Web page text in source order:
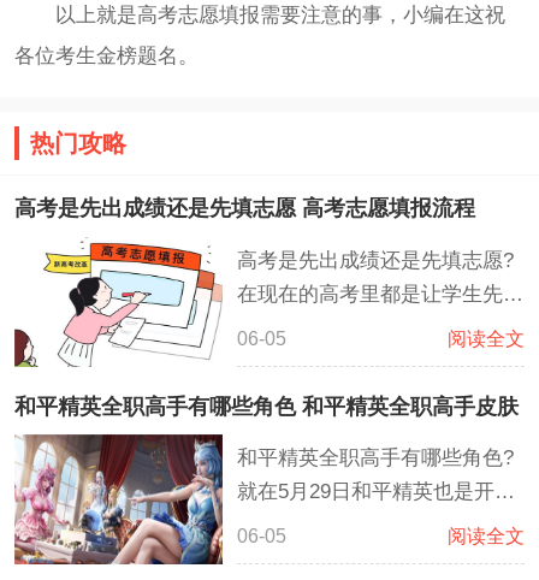
以上就是高考志愿填报需要注意的事，小编在这祝
各位考生金榜题名。
热门攻略
高考是先出成绩还是先填志愿 高考志愿填报流程
高考是先出成绩还是先填志愿?
在现在的高考里都是让学生先知
道成绩，然后再去查自身排名和
各学校的分数线，这样子可以降
低考生报志愿时各种不清楚确
报名到自己心仪的大学，大大减
少了盲目报名导致滑档的风险
06-05 阅读全文
和平精英全职高手有哪些角色 和平精英全职高手皮肤
和平精英全职高手有哪些角色?
就在5月29日和平精英也是开展
了与全职高手的联动，这次联动
主要同步上线了联动皮肤，主要
06-05 阅读全文